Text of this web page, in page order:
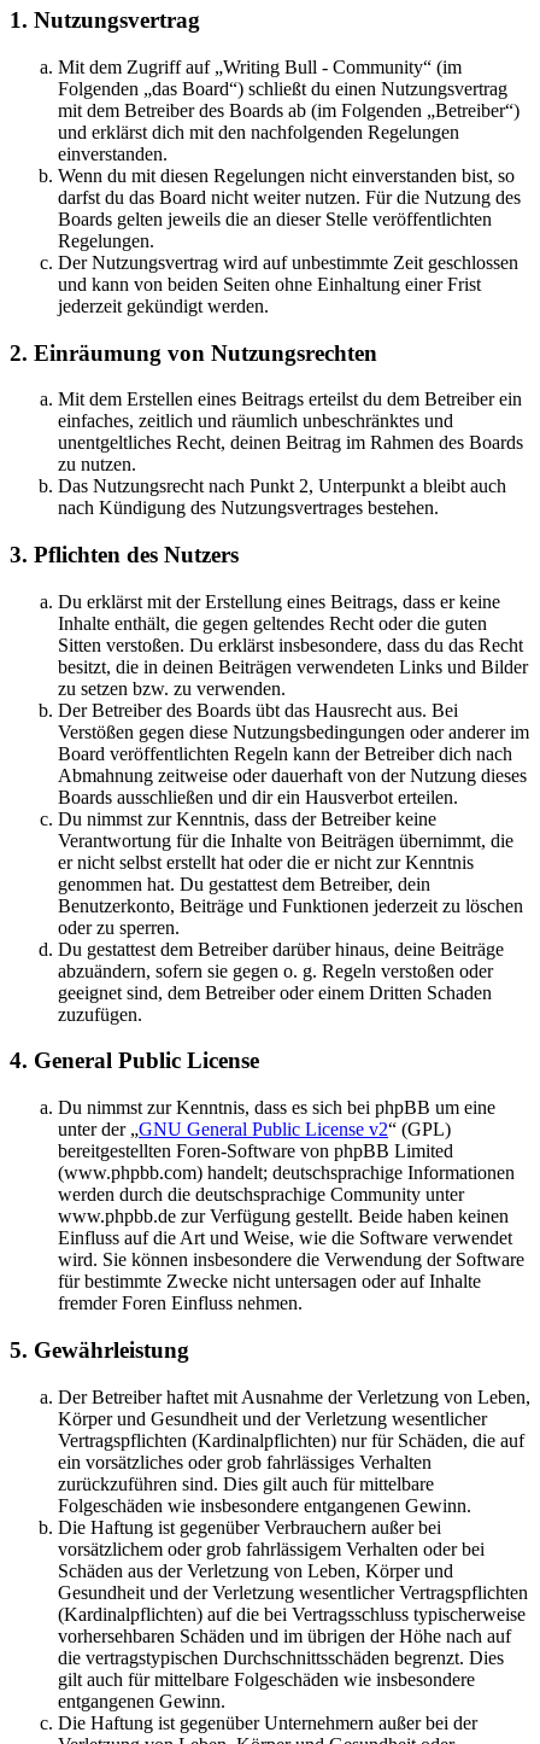
1. Nutzungsvertrag
Mit dem Zugriff auf „Writing Bull - Community“ (im
Folgenden „das Board“) schließt du einen Nutzungsvertrag
mit dem Betreiber des Boards ab (im Folgenden „Betreiber“)
und erklärst dich mit den nachfolgenden Regelungen
einverstanden.
Wenn du mit diesen Regelungen nicht einverstanden bist, so
darfst du das Board nicht weiter nutzen. Für die Nutzung des
Boards gelten jeweils die an dieser Stelle veröffentlichten
Regelungen.
Der Nutzungsvertrag wird auf unbestimmte Zeit geschlossen
und kann von beiden Seiten ohne Einhaltung einer Frist
jederzeit gekündigt werden.
2. Einräumung von Nutzungsrechten
Mit dem Erstellen eines Beitrags erteilst du dem Betreiber ein
einfaches, zeitlich und räumlich unbeschränktes und
unentgeltliches Recht, deinen Beitrag im Rahmen des Boards
zu nutzen.
Das Nutzungsrecht nach Punkt 2, Unterpunkt a bleibt auch
nach Kündigung des Nutzungsvertrages bestehen.
3. Pflichten des Nutzers
Du erklärst mit der Erstellung eines Beitrags, dass er keine
Inhalte enthält, die gegen geltendes Recht oder die guten
Sitten verstoßen. Du erklärst insbesondere, dass du das Recht
besitzt, die in deinen Beiträgen verwendeten Links und Bilder
zu setzen bzw. zu verwenden.
Der Betreiber des Boards übt das Hausrecht aus. Bei
Verstößen gegen diese Nutzungsbedingungen oder anderer im
Board veröffentlichten Regeln kann der Betreiber dich nach
Abmahnung zeitweise oder dauerhaft von der Nutzung dieses
Boards ausschließen und dir ein Hausverbot erteilen.
Du nimmst zur Kenntnis, dass der Betreiber keine
Verantwortung für die Inhalte von Beiträgen übernimmt, die
er nicht selbst erstellt hat oder die er nicht zur Kenntnis
genommen hat. Du gestattest dem Betreiber, dein
Benutzerkonto, Beiträge und Funktionen jederzeit zu löschen
oder zu sperren.
Du gestattest dem Betreiber darüber hinaus, deine Beiträge
abzuändern, sofern sie gegen o. g. Regeln verstoßen oder
geeignet sind, dem Betreiber oder einem Dritten Schaden
zuzufügen.
4. General Public License
Du nimmst zur Kenntnis, dass es sich bei phpBB um eine
unter der „GNU General Public License v2“ (GPL)
bereitgestellten Foren-Software von phpBB Limited
(www.phpbb.com) handelt; deutschsprachige Informationen
werden durch die deutschsprachige Community unter
www.phpbb.de zur Verfügung gestellt. Beide haben keinen
Einfluss auf die Art und Weise, wie die Software verwendet
wird. Sie können insbesondere die Verwendung der Software
für bestimmte Zwecke nicht untersagen oder auf Inhalte
fremder Foren Einfluss nehmen.
5. Gewährleistung
Der Betreiber haftet mit Ausnahme der Verletzung von Leben,
Körper und Gesundheit und der Verletzung wesentlicher
Vertragspflichten (Kardinalpflichten) nur für Schäden, die auf
ein vorsätzliches oder grob fahrlässiges Verhalten
zurückzuführen sind. Dies gilt auch für mittelbare
Folgeschäden wie insbesondere entgangenen Gewinn.
Die Haftung ist gegenüber Verbrauchern außer bei
vorsätzlichem oder grob fahrlässigem Verhalten oder bei
Schäden aus der Verletzung von Leben, Körper und
Gesundheit und der Verletzung wesentlicher Vertragspflichten
(Kardinalpflichten) auf die bei Vertragsschluss typischerweise
vorhersehbaren Schäden und im übrigen der Höhe nach auf
die vertragstypischen Durchschnittsschäden begrenzt. Dies
gilt auch für mittelbare Folgeschäden wie insbesondere
entgangenen Gewinn.
Die Haftung ist gegenüber Unternehmern außer bei der